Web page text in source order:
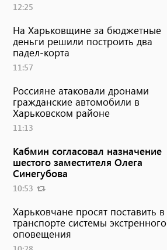
12:25
На Харьковщине за бюджетные
деньги решили построить два
падел-корта
11:57
Россияне атаковали дронами
гражданские автомобили в
Харьковском районе
11:13
Кабмин согласовал назначение
шестого заместителя Олега
Синегубова
10:53
Харьковчане просят поставить в
транспорте системы экстренного
оповещения